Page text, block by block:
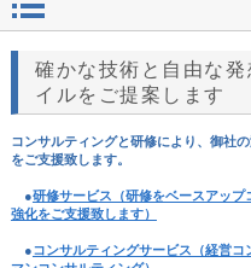
確かな技術と自由な
イルをご提案します
コンサルティングと研修により、御社
をご支援致します。
●研修サービス（研修をベースアッ
強化をご支援致します）
●コンサルティングサービス（経営